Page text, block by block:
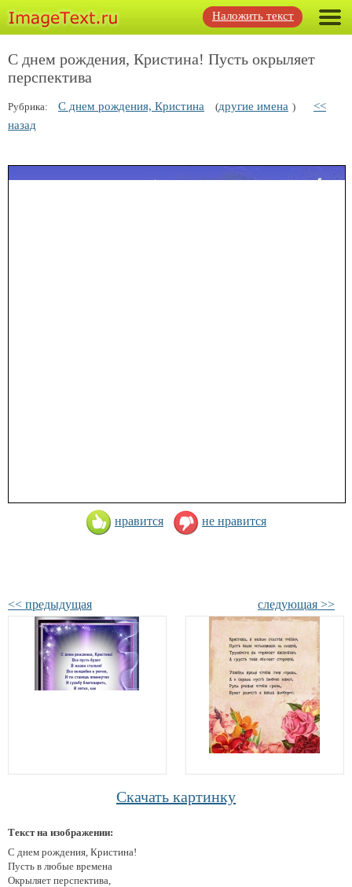
Наложить текст
С днем рождения, Кристина! Пусть окрыляет
перспектива
Рубрика: С днем рождения, Кристина (другие имена )
<<
назад
нравится не нравится
<< предыдущая следующая >>
Скачать картинку
Текст на изображении:
С днем рождения, Кристина!
Пусть в любые времена
Окрыляет перспектива,